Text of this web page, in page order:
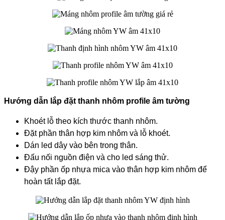
Hướng dẫn lắp đặt thanh nhôm profile âm tường
Khoét lỗ theo kích thước thanh nhôm.
Đặt phần thân hợp kim nhôm và lỗ khoét.
Dán led dây vào bên trong thân.
Đấu nối nguồn điện và cho led sáng thử.
Đậy phần ốp nhựa mica vào thân hợp kim nhôm để
hoàn tất lắp đặt.